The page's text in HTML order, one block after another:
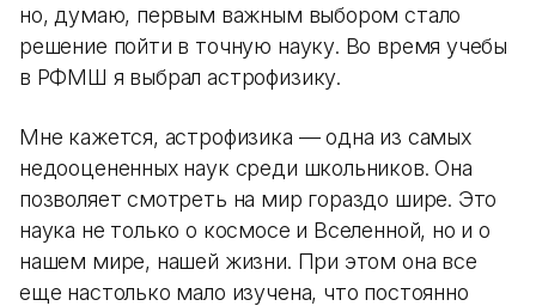
но, думаю, первым важным выбором стало
решение пойти в точную науку. Во время учебы
в РФМШ я выбрал астрофизику.
Мне кажется, астрофизика — одна из самых
недооцененных наук среди школьников. Она
позволяет смотреть на мир гораздо шире. Это
наука не только о космосе и Вселенной, но и о
нашем мире, нашей жизни. При этом она все
еще настолько мало изучена, что постоянно